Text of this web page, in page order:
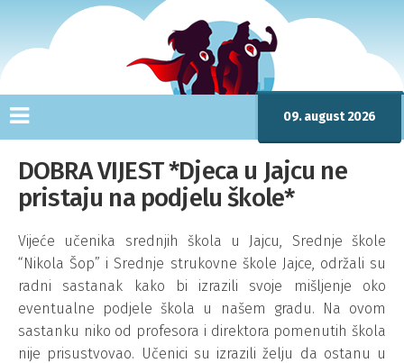
09. august 2026
DOBRA VIJEST *Djeca u Jajcu ne
pristaju na podjelu škole*
Vijeće učenika srednjih škola u Jajcu, Srednje škole
“Nikola Šop” i Srednje strukovne škole Jajce, održali su
radni sastanak kako bi izrazili svoje mišljenje oko
eventualne podjele škola u našem gradu. Na ovom
sastanku niko od profesora i direktora pomenutih škola
nije prisustvovao. Učenici su izrazili želju da ostanu u